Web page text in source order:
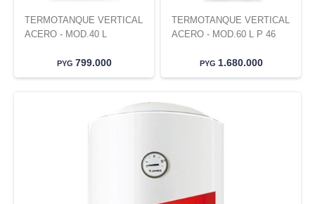
TERMOTANQUE VERTICAL
ACERO - MOD.40 L
PYG 799.000
TERMOTANQUE VERTICAL
ACERO - MOD.60 L P 46
PYG 1.680.000